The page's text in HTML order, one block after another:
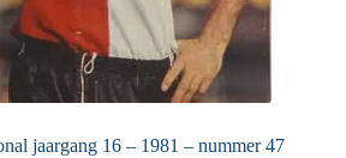
jaargang 16 – 1981 – nummer 47